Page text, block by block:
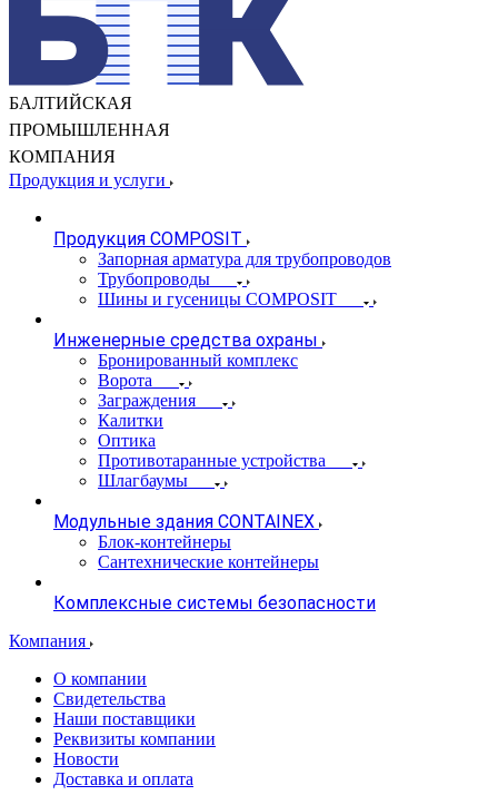
БАЛТИЙСКАЯ
ПРОМЫШЛЕННАЯ
КОМПАНИЯ
Продукция и услуги
Продукция COMPOSIT
Запорная арматура для трубопроводов
Трубопроводы
Шины и гусеницы COMPOSIT
Инженерные средства охраны
Бронированный комплекс
Ворота
Заграждения
Калитки
Оптика
Противотаранные устройства
Шлагбаумы
Модульные здания CONTAINEX
Блок-контейнеры
Сантехнические контейнеры
Комплексные системы безопасности
Компания
О компании
Свидетельства
Наши поставщики
Реквизиты компании
Новости
Доставка и оплата